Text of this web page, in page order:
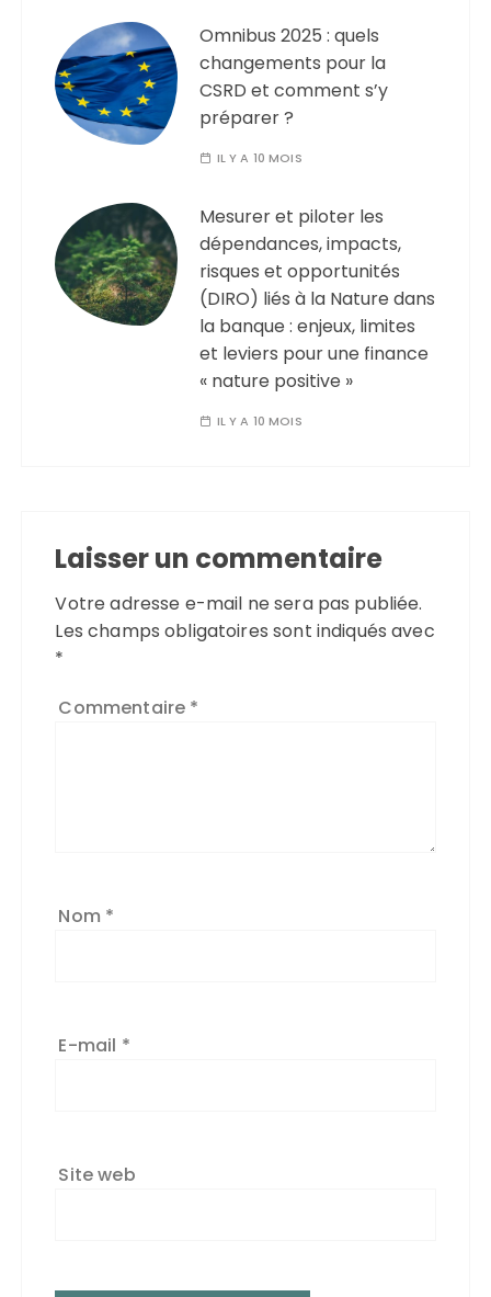
Omnibus 2025 : quels
changements pour la
CSRD et comment s’y
préparer ?
IL Y A 10 MOIS
Mesurer et piloter les
dépendances, impacts,
risques et opportunités
(DIRO) liés à la Nature dans
la banque : enjeux, limites
et leviers pour une finance
« nature positive »
IL Y A 10 MOIS
Laisser un commentaire
Votre adresse e-mail ne sera pas publiée.
Les champs obligatoires sont indiqués avec
*
Commentaire *
Nom *
E-mail *
Site web